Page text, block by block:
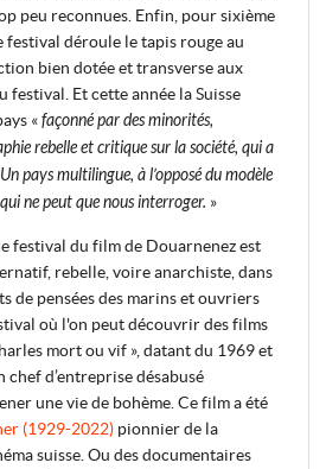
peu reconnues. Enfin, pour sixième
festival déroule le tapis rouge au
bien dotée et transverse aux
festival. Et cette année la Suisse
«façonné par des minorités,
rebelle et critique sur la société, qui a
pays multilingue, à l’opposé du modèle
ne peut que nous interroger. »
festival du film de Douarnenez est
rebelle, voire anarchiste, dans
de pensées des marins et ouvriers
où l'on peut découvrir des films
mort ou vif », datant du 1969 et
chef d’entreprise désabusé
une vie de bohème. Ce film a été
(1929-2022) pionnier de la
suisse. Ou des documentaires